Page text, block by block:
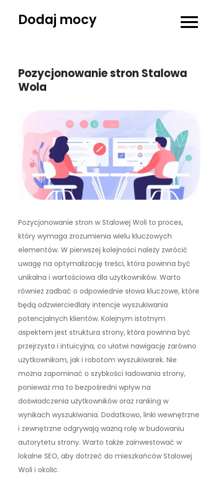
Dodaj mocy
Pozycjonowanie stron Stalowa
Wola
Pozycjonowanie stron w Stalowej Woli to proces,
który wymaga zrozumienia wielu kluczowych
elementów. W pierwszej kolejności należy zwrócić
uwagę na optymalizację treści, która powinna być
unikalna i wartościowa dla użytkowników. Warto
również zadbać o odpowiednie słowa kluczowe, które
będą odzwierciedlały intencje wyszukiwania
potencjalnych klientów. Kolejnym istotnym
aspektem jest struktura strony, która powinna być
przejrzysta i intuicyjna, co ułatwi nawigację zarówno
użytkownikom, jak i robotom wyszukiwarek. Nie
można zapominać o szybkości ładowania strony,
ponieważ ma to bezpośredni wpływ na
doświadczenia użytkowników oraz ranking w
wynikach wyszukiwania. Dodatkowo, linki wewnętrzne
i zewnętrzne odgrywają ważną rolę w budowaniu
autorytetu strony. Warto także zainwestować w
lokalne SEO, aby dotrzeć do mieszkańców Stalowej
Woli i okolic.